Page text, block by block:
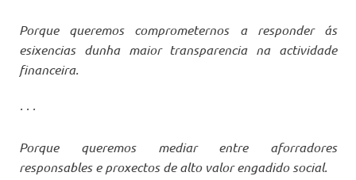
Porque queremos comprometernos a responder ás
esixencias dunha maior transparencia na actividade
financeira.
· · ·
Porque queremos mediar entre aforradores
responsables e proxectos de alto valor engadido social.